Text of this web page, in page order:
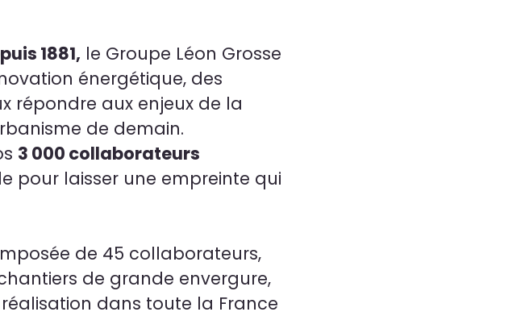
1881, le Groupe Léon Grosse
énergétique, des
répondre aux enjeux de la
de demain.
3 000 collaborateurs
pour laisser une empreinte qui
de 45 collaborateurs,
de grande envergure,
dans toute la France